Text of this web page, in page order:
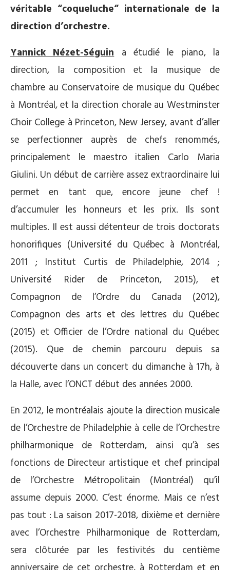
véritable “coqueluche“ internationale de la
direction d’orchestre.
Yannick Nézet-Séguina étudié le piano, la
direction, la composition et la musique de
chambre au Conservatoire de musique du Québec
à Montréal, et la direction chorale au Westminster
Choir College à Princeton, New Jersey, avant d’aller
se perfectionner auprès de chefs renommés,
principalement le maestro italien Carlo Maria
Giulini. Un début de carrière assez extraordinaire lui
permet en tant que, encore jeune chef !
d’accumuler les honneurs et les prix. Ils sont
multiples. Il est aussi détenteur de trois doctorats
honorifiques (Université du Québec à Montréal,
2011 ; Institut Curtis de Philadelphie, 2014 ;
Université Rider de Princeton, 2015), et
Compagnon de l’Ordre du Canada (2012),
Compagnon des arts et des lettres du Québec
(2015) et Officier de l’Ordre national du Québec
(2015). Que de chemin parcouru depuis sa
découverte dans un concert du dimanche à 17h, à
la Halle, avec l’ONCT début des années 2000.
En 2012, le montréalais ajoute la direction musicale
de l’Orchestre de Philadelphie à celle de l’Orchestre
philharmonique de Rotterdam, ainsi qu’à ses
fonctions de Directeur artistique et chef principal
de l’Orchestre Métropolitain (Montréal) qu’il
assume depuis 2000. C’est énorme. Mais ce n’est
pas tout : La saison 2017-2018, dixième et dernière
avec l’Orchestre Philharmonique de Rotterdam,
sera clôturée par les festivités du centième